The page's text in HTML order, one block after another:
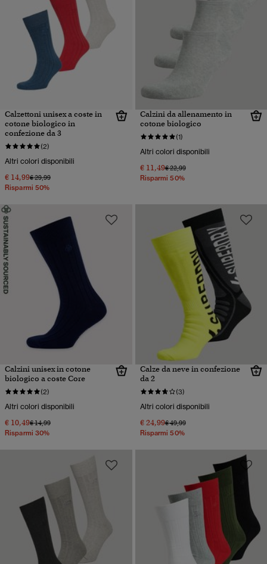
Calzettoni unisex a coste in
cotone biologico in
confezione da 3
(2)
Altri colori disponibili
€ 14,99Prezzo ridotto da
€ 29,99a
Risparmi 50%
Calzini da allenamento in
cotone biologico
(1)
Altri colori disponibili
€ 11,49Prezzo ridotto da
€ 22,99a
Risparmi 50%
Calzini unisex in cotone
biologico a coste Core
(2)
Altri colori disponibili
€ 10,49Prezzo ridotto da
€ 14,99a
Risparmi 30%
Calze da neve in confezione
da 2
(3)
Altri colori disponibili
€ 24,99Prezzo ridotto da
€ 49,99a
Risparmi 50%